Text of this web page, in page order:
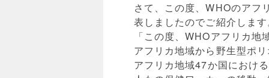
さて、この度、WHOのアフ
表しましたのでご紹介しま
「この度、WHOアフリカ
アフリカ地域から野生型ポ
アフリカ地域47か国におけ